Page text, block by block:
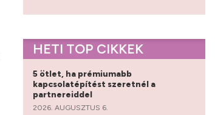
HETI TOP CIKKEK
5 ötlet, ha prémiumabb
kapcsolatépítést szeretnél a
partnereiddel
2026. AUGUSZTUS 6.